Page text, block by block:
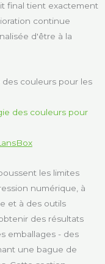
final tient exactement
continue
d'être à la
couleurs pour les
les limites
numérique, à
et à des outils
des résultats
emballages - des
une bague de